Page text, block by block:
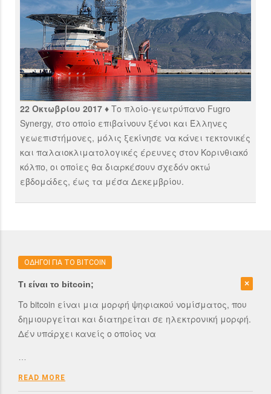
22 Οκτωβρίου 2017 ♦ Το πλοίο-γεωτρύπανο Fugro
Synergy, στο οποίο επιβαίνουν ξένοι και Έλληνες
γεωεπιστήμονες, μόλις ξεκίνησε να κάνει τεκτονικές
και παλαιοκλιματολογικές έρευνες στον Κορινθιακό
κόλπο, οι οποίες θα διαρκέσουν σχεδόν οκτώ
εβδομάδες, έως τα μέσα Δεκεμβρίου.
ΟΔΗΓΟΙ ΓΙΑ ΤΟ BITCOIN
Τι είναι το bitcoin;
To bitcoin είναι μια μορφή ψηφιακού νομίσματος, που
δημιουργείται και διατηρείται σε ηλεκτρονική μορφή.
Δέν υπάρχει κανείς ο οποίος να
READ MORE